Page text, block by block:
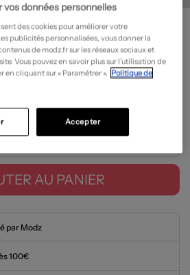
?
AU PANIER
par Modz
100€
vos données personnelles
des cookies pour améliorer votre
publicités personnalisées, vous donner la
de modz.fr sur les réseaux sociaux et
Vous pouvez en savoir plus sur l’utilisation de
en cliquant sur « Paramétrer ». Politique de
Accepter